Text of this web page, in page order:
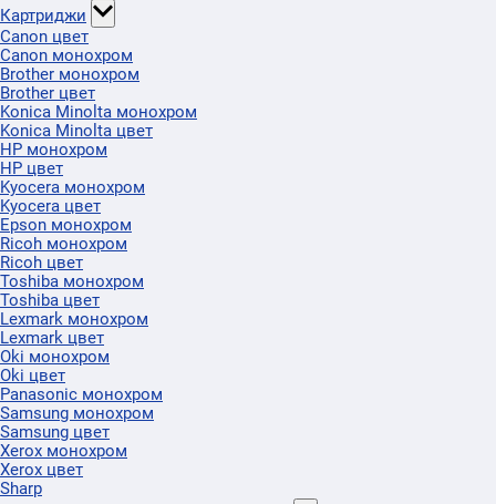
Картриджи
Canon цвет
Canon монохром
Brother монохром
Brother цвет
Konica Minolta монохром
Konica Minolta цвет
HP монохром
HP цвет
Kyocera монохром
Kyocera цвет
Epson монохром
Ricoh монохром
Ricoh цвет
Toshiba монохром
Toshiba цвет
Lexmark монохром
Lexmark цвет
Oki монохром
Oki цвет
Panasonic монохром
Samsung монохром
Samsung цвет
Xerox монохром
Xerox цвет
Sharp